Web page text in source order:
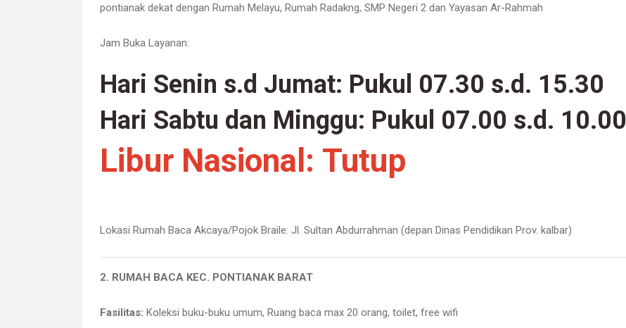
pontianak dekat dengan Rumah Melayu, Rumah Radakng, SMP Negeri 2 dan Yayasan Ar-Rahmah
Jam Buka Layanan:
Hari Senin s.d Jumat: Pukul 07.30 s.d. 15.30
Hari Sabtu dan Minggu: Pukul 07.00 s.d. 10.00
Libur Nasional: Tutup
Lokasi Rumah Baca Akcaya/Pojok Braile: Jl. Sultan Abdurrahman (depan Dinas Pendidikan Prov. kalbar)
2. RUMAH BACA KEC. PONTIANAK BARAT
Fasilitas: Koleksi buku-buku umum, Ruang baca max 20 orang, toilet, free wifi